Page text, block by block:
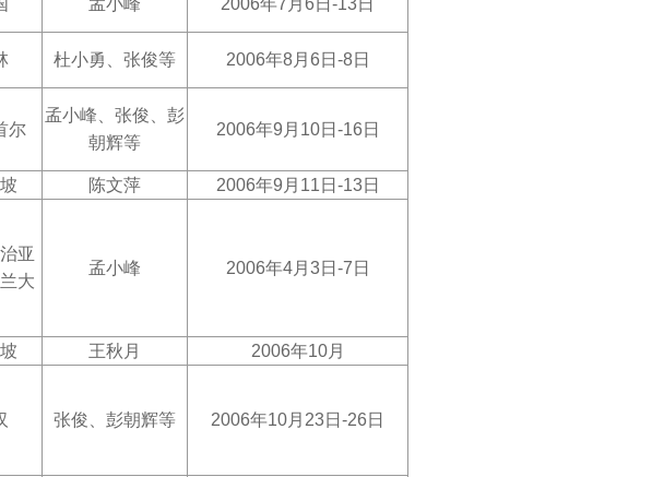
杜小勇、张俊等 2006年8月6日-8日
尔
孟小峰、张俊、彭
朝辉等
2006年9月10日-16日
陈文萍 2006年9月11日-13日
亚
大
孟小峰 2006年4月3日-7日
王秋月 2006年10月
张俊、彭朝辉等 2006年10月23日-26日